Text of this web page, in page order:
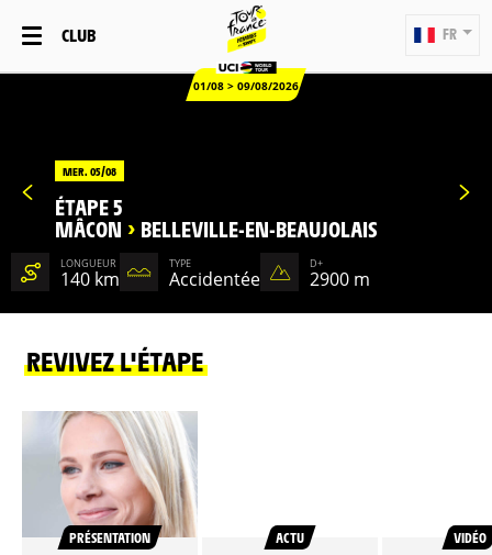
CLUB
01/08 > 09/08/2026
FR
MER. 05/08
ÉTAPE 5
MÂCON > BELLEVILLE-EN-BEAUJOLAIS
LONGUEUR
140 km
TYPE
Accidentée
D+
2900 m
REVIVEZ L'ÉTAPE
PRÉSENTATION ACTU VIDÉO